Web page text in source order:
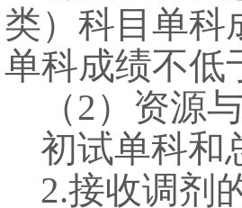
类）科目单科
单科成绩不低
（2）资源
初试单科和
2.接收调剂